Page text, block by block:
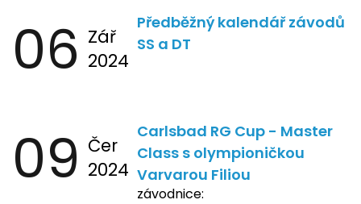
06 Zář
2024
Předběžný kalendář závodů
SS a DT
09 Čer
2024
Carlsbad RG Cup - Master
Class s olympioničkou
Varvarou Filiou
závodnice: